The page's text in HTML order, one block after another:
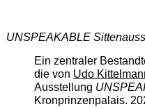
UNSPEAKABLE
Ein zentraler
die von Udo
Ausstellung
Kronprinzenpalais.